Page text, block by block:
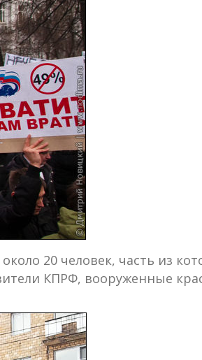
20 человек, часть из
КПРФ, вооруженные